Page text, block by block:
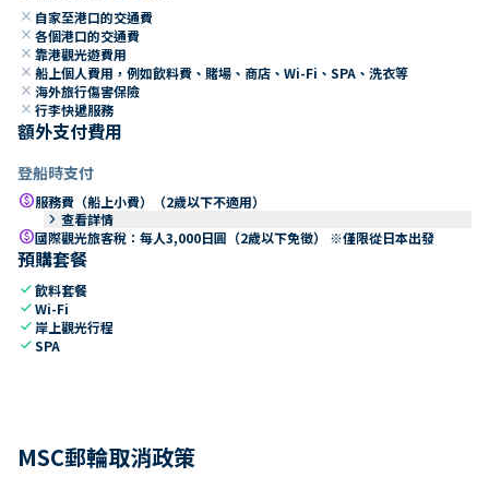
close 自家至港口的交通費
close 各個港口的交通費
close 靠港觀光遊費用
close 船上個人費用，例如飲料費、賭場、商店、Wi-Fi、SPA、洗衣等
close 海外旅行傷害保險
close 行李快遞服務
額外支付費用
登船時支付
paid服務費（船上小費）（2歲以下不適用）
keyboard_arrow_right 查看詳情
paid國際觀光旅客稅：每人3,000日圓（2歲以下免徵） ※僅限從日本出發
預購套餐
check飲料套餐
checkWi-Fi
check 岸上觀光行程
checkSPA
MSC郵輪取消政策